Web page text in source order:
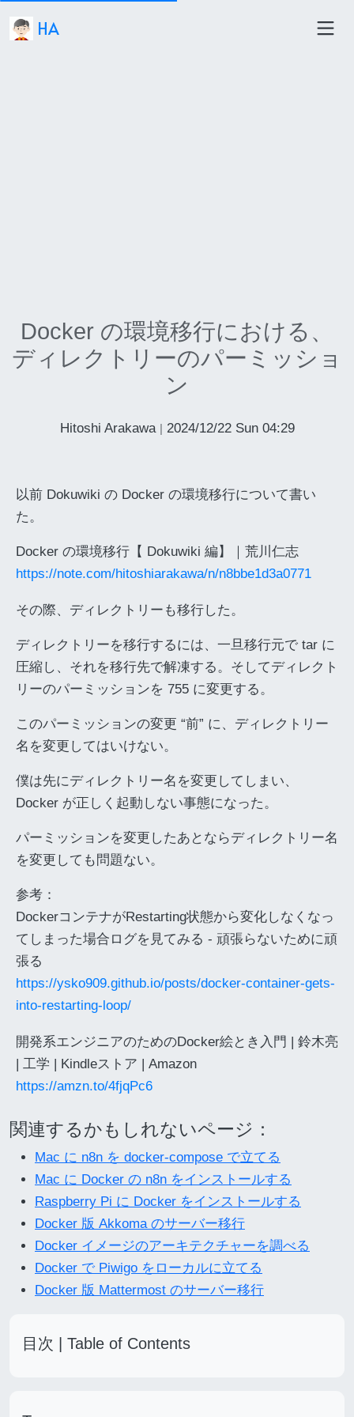
HA
Docker の環境移行における、
ディレクトリーのパーミッショ
ン
Hitoshi Arakawa 2024/12/22 Sun 04:29
以前 Dokuwiki の Docker の環境移行について書い
た。
Docker の環境移行【 Dokuwiki 編】｜荒川仁志
https://note.com/hitoshiarakawa/n/n8bbe1d3a0771
その際、ディレクトリーも移行した。
ディレクトリーを移行するには、一旦移行元で tar に
圧縮し、それを移行先で解凍する。そしてディレクト
リーのパーミッションを 755 に変更する。
このパーミッションの変更 “前” に、ディレクトリー
名を変更してはいけない。
僕は先にディレクトリー名を変更してしまい、
Docker が正しく起動しない事態になった。
パーミッションを変更したあとならディレクトリー名
を変更しても問題ない。
参考：
DockerコンテナがRestarting状態から変化しなくなっ
てしまった場合ログを見てみる - 頑張らないために頑
張る
https://ysko909.github.io/posts/docker-container-gets-
into-restarting-loop/
開発系エンジニアのためのDocker絵とき入門 | 鈴木亮
| 工学 | Kindleストア | Amazon
https://amzn.to/4fjqPc6
関連するかもしれないページ：
Mac に n8n を docker-compose で立てる
Mac に Docker の n8n をインストールする
Raspberry Pi に Docker をインストールする
Docker 版 Akkoma のサーバー移行
Docker イメージのアーキテクチャーを調べる
Docker で Piwigo をローカルに立てる
Docker 版 Mattermost のサーバー移行
目次 | Table of Contents